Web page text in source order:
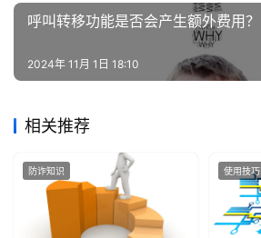
呼叫转移功能是否会产生额外费用？
2024年 11月 1日 18:10
相关推荐
防诈知识 使用技巧